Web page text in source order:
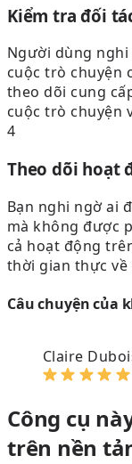
Kiểm tra đối
Người dùng nghi
cuộc trò chuyện
theo dõi cung
cuộc trò chuyện
4
Theo dõi hoạt
Bạn nghi ngờ ai
mà không được
cả hoạt động
thời gian thực về
Câu chuyện của
Claire
Công cụ
trên nền